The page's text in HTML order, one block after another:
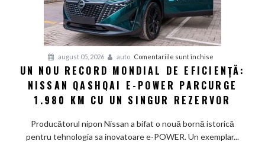
august 05, 2026 auto Comentariile sunt închise
Un
nou
record
de
eficiență:
UN NOU RECORD MONDIAL DE EFICIENȚĂ:
NISSAN QASHQAI E-POWER PARCURGE
1.980 KM CU UN SINGUR REZERVOR
Producătorul nipon Nissan a bifat o nouă bornă istorică
pentru tehnologia sa inovatoare e-POWER. Un exemplar...